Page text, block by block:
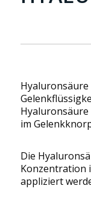
im
Die
Konzentration
appliziert